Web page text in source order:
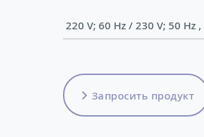
Запросить продукт